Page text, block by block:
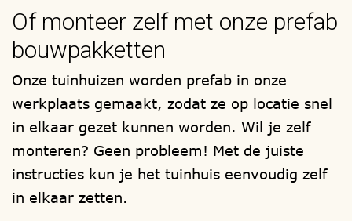
samengesteld, zoals u het wenst.
Ontwerp uw eigen tuinhuis en kies zelf,
een model, een houtsoort, de
afmetingen, het type raam en deur, de
vorm van het dak, wel of geen zolder.
1001tuinhuisjes, heeft meer 1000
Ook zijn er extra mogelijkheden tot het
Of monteer zelf met onze prefab
bouwpakketten
Onze tuinhuizen worden prefab in onze
werkplaats gemaakt, zodat ze op locatie snel
in elkaar gezet kunnen worden. Wil je zelf
monteren? Geen probleem! Met de juiste
instructies kun je het tuinhuis eenvoudig zelf
in elkaar zetten.